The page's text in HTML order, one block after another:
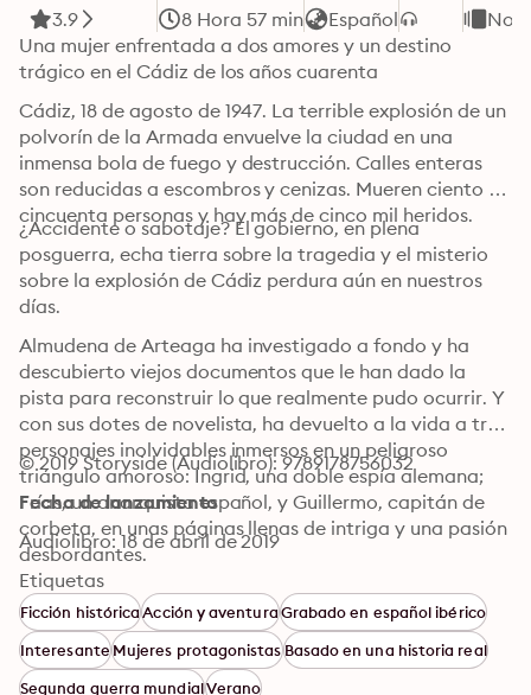
3.9 8 Hora 57 min Español
Una mujer enfrentada a dos amores y un destino
trágico en el Cádiz de los años cuarenta
Cádiz, 18 de agosto de 1947. La terrible explosión de un
polvorín de la Armada envuelve la ciudad en una
inmensa bola de fuego y destrucción. Calles enteras
son reducidas a escombros y cenizas. Mueren ciento
cincuenta personas y hay más de cinco mil heridos.
¿Accidente o sabotaje? El gobierno, en plena
posguerra, echa tierra sobre la tragedia y el misterio
sobre la explosión de Cádiz perdura aún en nuestros
días.
Almudena de Arteaga ha investigado a fondo y ha
descubierto viejos documentos que le han dado la
pista para reconstruir lo que realmente pudo ocurrir. Y
con sus dotes de novelista, ha devuelto a la vida a tres
personajes inolvidables inmersos en un peligroso
triángulo amoroso: Ingrid, una doble espía alemana;
Frías, un anarquista español, y Guillermo, capitán de
corbeta, en unas páginas llenas de intriga y una pasión
desbordantes.
© 2019 Storyside (Audiolibro): 9789178756032
Fecha de lanzamiento
Audiolibro: 18 de abril de 2019
Etiquetas
Ficción históricaAcción y aventuraGrabado en español ibérico
InteresanteMujeres protagonistasBasado en una historia real
Segunda guerra mundialVerano